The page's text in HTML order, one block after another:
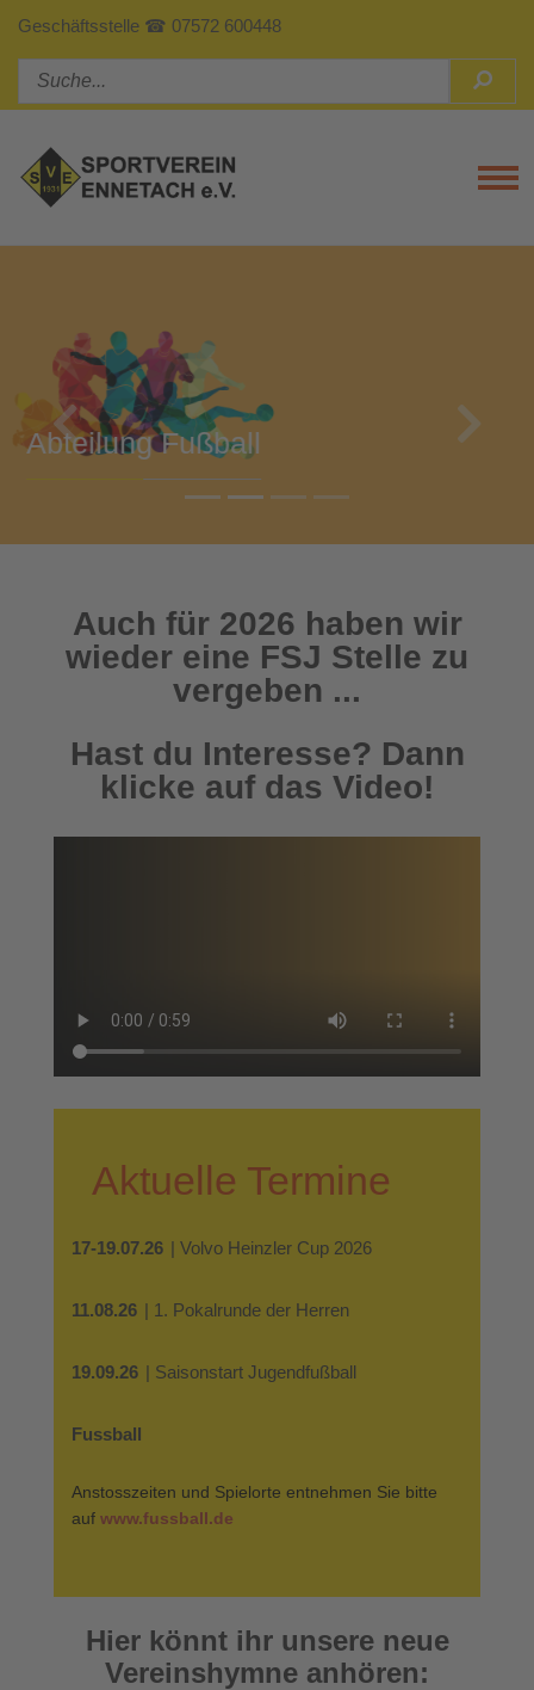
Geschäftsstelle ☎ 07572 600448
Abteilung Turnen
Previous
Auch für 2026 haben wir
wieder eine FSJ Stelle zu
vergeben ...
Hast du Interesse? Dann
klicke auf das Video!
Aktuelle Termine
17-19.07.26 | Volvo Heinzler Cup 2026
11.08.26 | 1. Pokalrunde der Herren
19.09.26 | Saisonstart Jugendfußball
Fussball
Anstosszeiten und Spielorte entnehmen Sie bitte
auf www.fussball.de
Hier könnt ihr unsere neue
Vereinshymne anhören: